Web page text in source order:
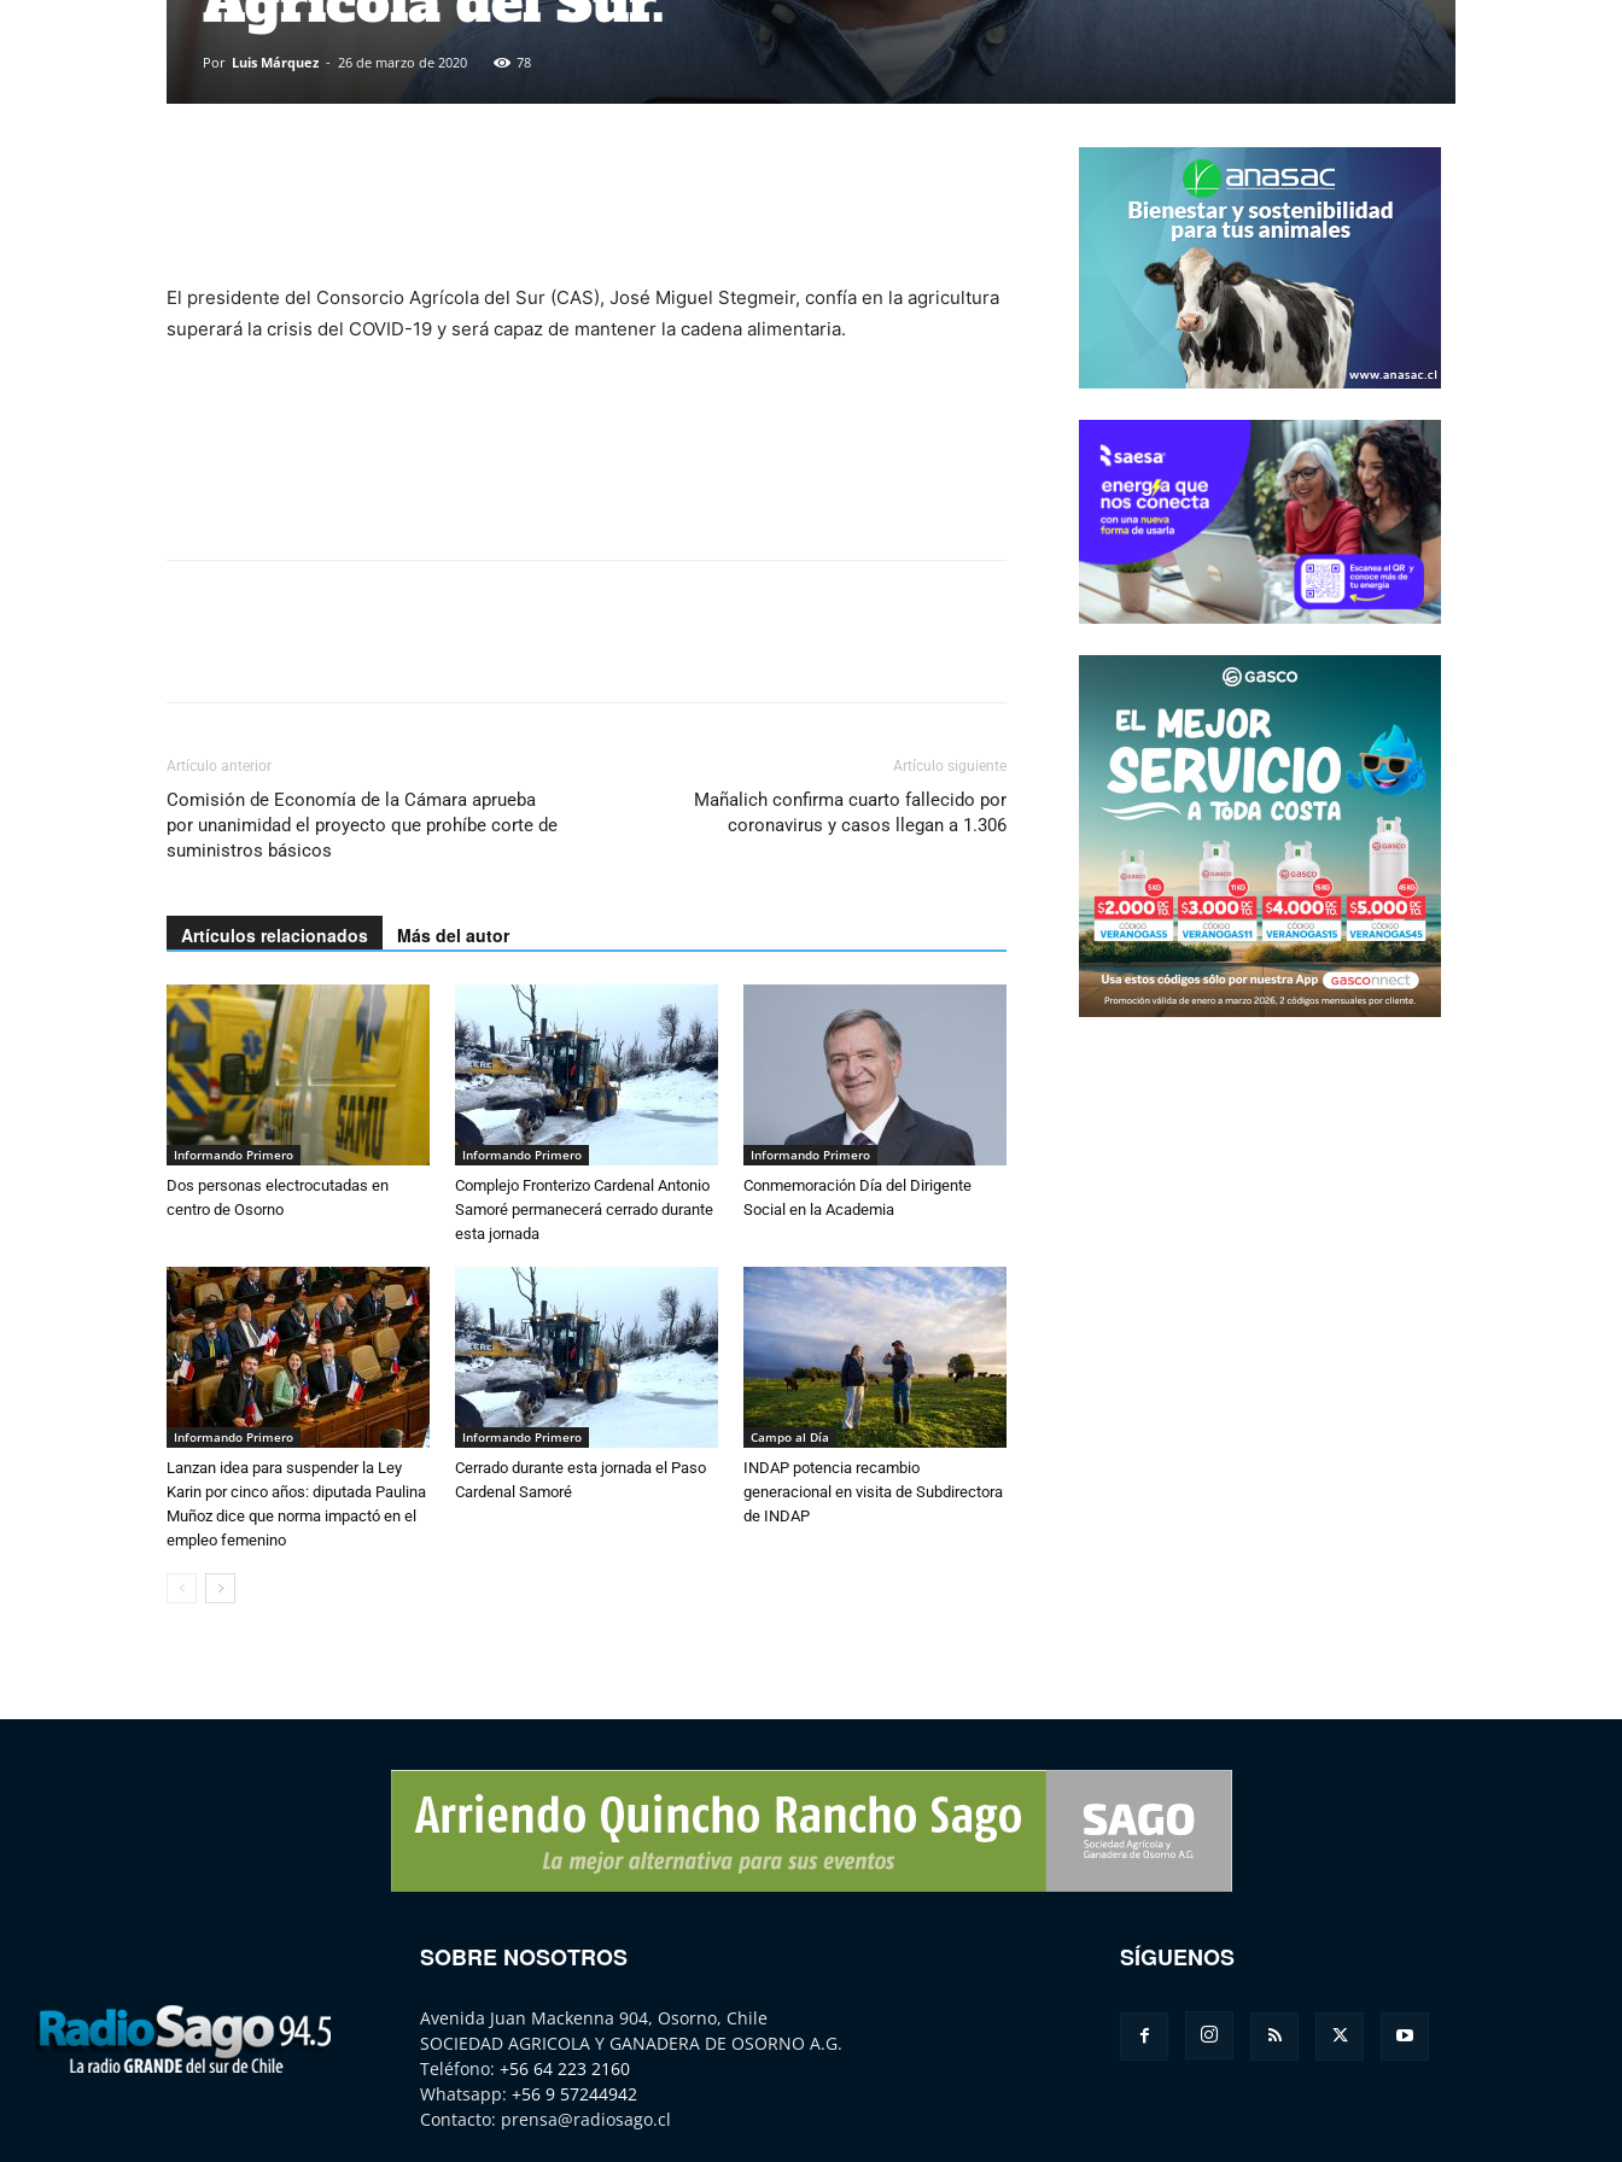
Por Luis Márquez - 26 de marzo de 2020 78
El presidente del Consorcio Agrícola del Sur (CAS), José Miguel Stegmeir, confía en la agricultura
superará la crisis del COVID-19 y será capaz de mantener la cadena alimentaria.
Artículo anterior
Comisión de Economía de la Cámara aprueba
por unanimidad el proyecto que prohíbe corte de
suministros básicos
Artículo siguiente
Mañalich confirma cuarto fallecido por
coronavirus y casos llegan a 1.306
Artículos relacionados Más del autor
Informando Primero
Dos personas electrocutadas en
centro de Osorno
Informando Primero
Complejo Fronterizo Cardenal Antonio
Samoré permanecerá cerrado durante
esta jornada
Informando Primero
Conmemoración Día del Dirigente
Social en la Academia
Informando Primero
Lanzan idea para suspender la Ley
Karin por cinco años: diputada Paulina
Muñoz dice que norma impactó en el
empleo femenino
Informando Primero
Cerrado durante esta jornada el Paso
Cardenal Samoré
Campo al Día
INDAP potencia recambio
generacional en visita de Subdirectora
de INDAP
SOBRE NOSOTROS
Avenida Juan Mackenna 904, Osorno, Chile
SOCIEDAD AGRICOLA Y GANADERA DE OSORNO A.G.
Teléfono: +56 64 223 2160
Whatsapp: +56 9 57244942
Contacto: prensa@radiosago.cl
SÍGUENOS